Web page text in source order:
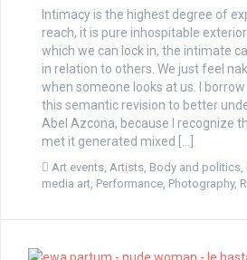
Intimacy is the highest degree of
reach, it is pure inhospitable
which we can lock in, the intimate
in relation to others. We just feel
when someone looks at us. I
this semantic revision to better
Abel Azcona, because I recognize
met it generated mixed […]
Art events Artists Body and politics
media art Performance Photography,